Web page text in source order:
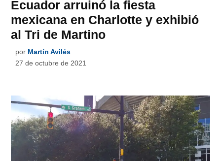
Ecuador arruinó la fiesta
mexicana en Charlotte y exhibió
al Tri de Martino
por Martín Avilés
27 de octubre de 2021